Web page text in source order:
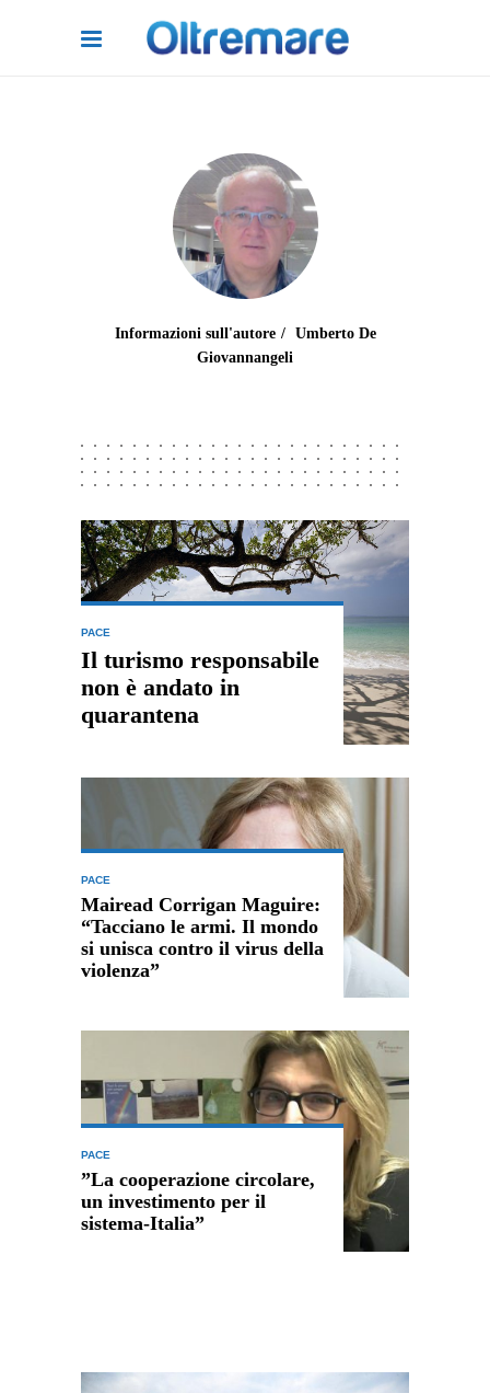
Informazioni sull'autore
Umberto De
Giovannangeli
PACE
Il turismo responsabile
non è andato in
quarantena
PACE
Mairead Corrigan Maguire:
“Tacciano le armi. Il mondo
si unisca contro il virus della
violenza”
PACE
”La cooperazione circolare,
un investimento per il
sistema-Italia”